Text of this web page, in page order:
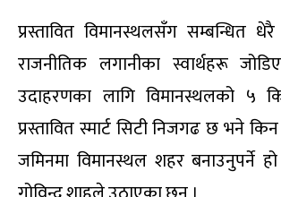
प्रस्तावित विमानस्थलसँग सम्बन्धित
राजनीतिक लगानीका स्वार्थहरू
उदाहरणका लागि विमानस्थलको ५
प्रस्तावित स्मार्ट सिटी निजगढ छ भने
जमिनमा विमानस्थल शहर बनाउनुपर्ने हो